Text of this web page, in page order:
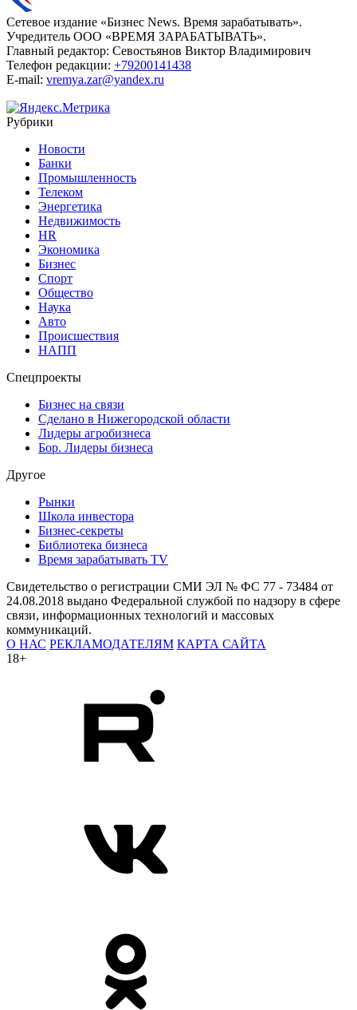
Сетевое издание «Бизнес News. Время зарабатывать».
Учредитель ООО «ВРЕМЯ ЗАРАБАТЫВАТЬ».
Главный редактор: Севостьянов Виктор Владимирович
Телефон редакции: +79200141438
E-mail: vremya.zar@yandex.ru
Рубрики
Новости
Банки
Промышленность
Телеком
Энергетика
Недвижимость
HR
Экономика
Бизнес
Спорт
Общество
Наука
Авто
Происшествия
НАПП
Спецпроекты
Бизнес на связи
Сделано в Нижегородской области
Лидеры агробизнеса
Бор. Лидеры бизнеса
Другое
Рынки
Школа инвестора
Бизнес-секреты
Библиотека бизнеса
Время зарабатывать TV
Свидетельство о регистрации СМИ ЭЛ № ФС 77 - 73484 от
24.08.2018 выдано Федеральной службой по надзору в сфере
связи, информационных технологий и массовых
коммуникаций.
О НАС РЕКЛАМОДАТЕЛЯМ КАРТА САЙТА
18+